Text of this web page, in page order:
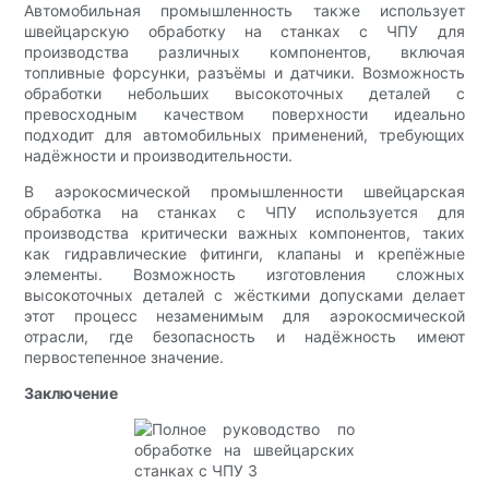
Автомобильная промышленность также использует
швейцарскую обработку на станках с ЧПУ для
производства различных компонентов, включая
топливные форсунки, разъёмы и датчики. Возможность
обработки небольших высокоточных деталей с
превосходным качеством поверхности идеально
подходит для автомобильных применений, требующих
надёжности и производительности.
В аэрокосмической промышленности швейцарская
обработка на станках с ЧПУ используется для
производства критически важных компонентов, таких
как гидравлические фитинги, клапаны и крепёжные
элементы. Возможность изготовления сложных
высокоточных деталей с жёсткими допусками делает
этот процесс незаменимым для аэрокосмической
отрасли, где безопасность и надёжность имеют
первостепенное значение.
Заключение